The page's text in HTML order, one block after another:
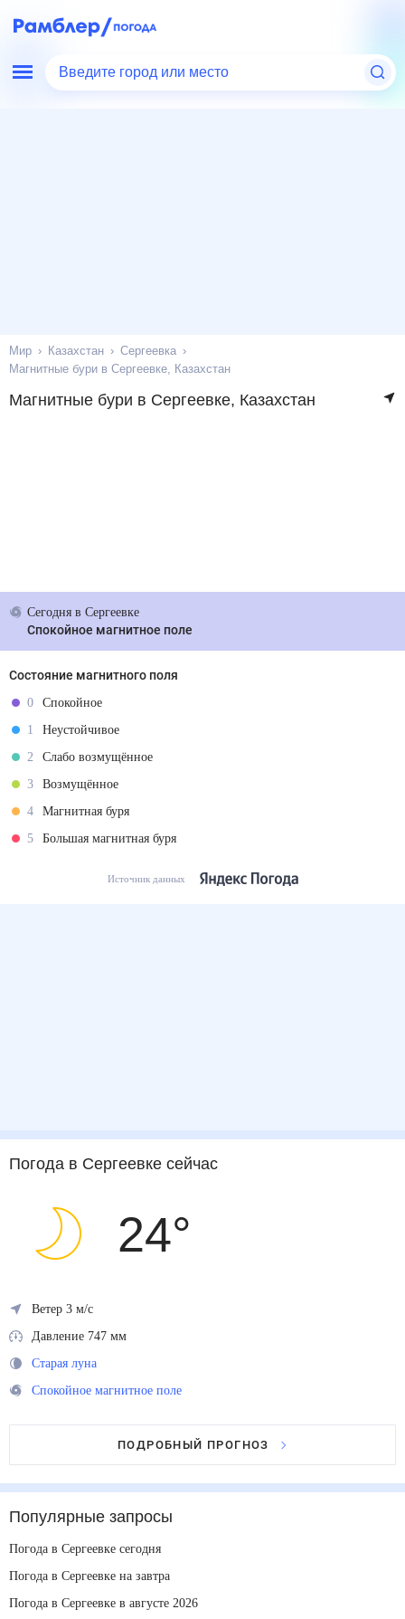
Введите город или место
Мир Казахстан
Сергеевка
Магнитные бури в Сергеевке, Казахстан
Магнитные бури в Сергеевке, Казахстан
Сегодняв Сергеевке
Спокойное магнитное поле
Состояние магнитного поля
0
Спокойное
1
Неустойчивое
2
Слабо возмущённое
3
Возмущённое
4
Магнитная буря
5
Большая магнитная буря
Источник данных
Погода в Сергеевкесейчас
24°
Ветер 3 м/с
Давление 747 мм
Старая луна
Спокойное магнитное поле
ПОДРОБНЫЙ ПРОГНОЗ
Популярные запросы
Погода в Сергеевке сегодня
Погода в Сергеевке на завтра
Погода в Сергеевке в августе 2026